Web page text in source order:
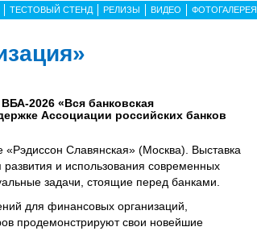
ТЕСТОВЫЙ СТЕНД РЕЛИЗЫ ВИДЕО ФОТОГАЛЕРЕЯ
2026 «Вся банковская
Ассоциации российских банков
Славянская» (Москва). Выставка
и использования современных
задачи, стоящие перед банками.
для финансовых организаций,
продемонстрируют свои новейшие